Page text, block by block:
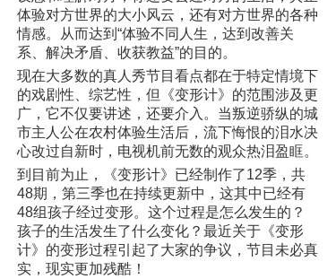
体验对方世界的大小风云，还有对方世界的各种
情感。从而达到“体验不同人生，达到改善关
系、解决矛盾、收获教益”的目的。
现在大多数的真人秀节目看点都在于特定情境下
的戏剧性、综艺性，但《变形计》的范围涉及更
广，它不仅要讲述，还要介入。当叛逆骄纵的城
市主人公在农村体验生活后，流下悔恨的泪水决
心改过自新时，电视机前无数的观众热泪盈眶。
到目前为止，《变形计》已经制作了12季，共
48期，第三季也在持续更新中，这其中已经有
48组孩子经过变形。这个过程是怎么发生的？
孩子的生活发生了什么变化？最近关于《变形
计》的变形过程引起了大家的争议，节目未必真
实，现实更加残酷！